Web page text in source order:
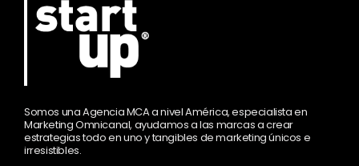
Somos una Agencia MCA a nivel América, especialista en
Marketing Omnicanal, ayudamos a las marcas a crear
estrategias todo en uno y tangibles de marketing únicos e
irresistibles.